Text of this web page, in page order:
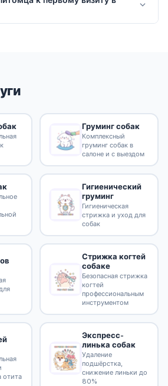
Груминг собак
Комплексный
груминг собак в
салоне и с выездом
Гигиенический
груминг
Гигиеническая
стрижка и уход для
собак
Стрижка когтей
собаке
Безопасная стрижка
когтей
профессиональным
инструментом
отита
Экспресс-
линька собак
Удаление
подшёрстка,
снижение линьки до
80%